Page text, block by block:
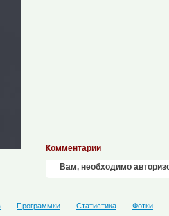
Комментарии
Вам, необходимо
Программки Статистика Фотки